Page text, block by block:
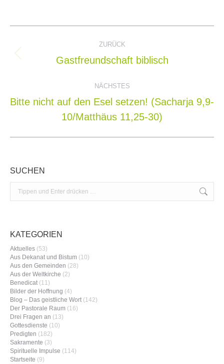
Kommentarnavigation
ZURÜCK
Vorheriger
Gastfreundschaft biblisch
NÄCHSTES
Beitrag:
Bitte nicht auf den Esel setzen! (Sacharja 9,9-
10/Matthäus 11,25-30)
SUCHEN
KATEGORIEN
Aktuelles (53)
Aus Dekanat und Bistum (10)
Aus den Gemeinden (28)
Aus der Weltkirche (2)
Benedicat(11)
Bilder der Hoffnung (4)
Blog – Das geistliche Wort(142)
Der Pastorale Raum (16)
Drei Fragen an (13)
Gottesdienste (10)
Predigten (182)
Sakramente (3)
Spirituelle Impulse (114)
Startseite (9)